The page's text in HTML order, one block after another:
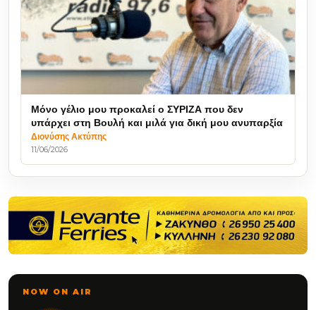
Μόνο γέλιο μου προκαλεί ο ΣΥΡΙΖΑ που δεν
υπάρχει στη Βουλή και μιλά για δική μου ανυπαρξία
Διονύσης Ακτύπης
11/06/2026
NOW ON AIR